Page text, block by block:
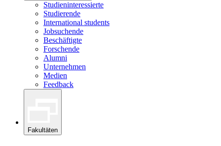
Studieninteressierte
Studierende
International students
Jobsuchende
Beschäftigte
Forschende
Alumni
Unternehmen
Medien
Feedback
Fakultäten